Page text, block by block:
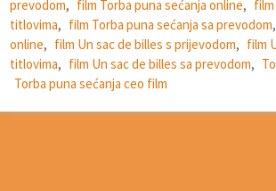
prevodom, film Torba puna sećanja online,
titlovima, film Torba puna sećanja sa prevodom,
online, film Un sac de billes s prijevodom, film
titlovima, film Un sac de billes sa prevodom,
Torba puna sećanja ceo film